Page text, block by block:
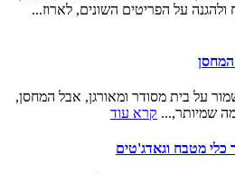
ולהגנה על הפריטים השונים, לארוז...
על בית מסודר ומאורגן, אבל המחסן,
שמיותר,... קרא עוד